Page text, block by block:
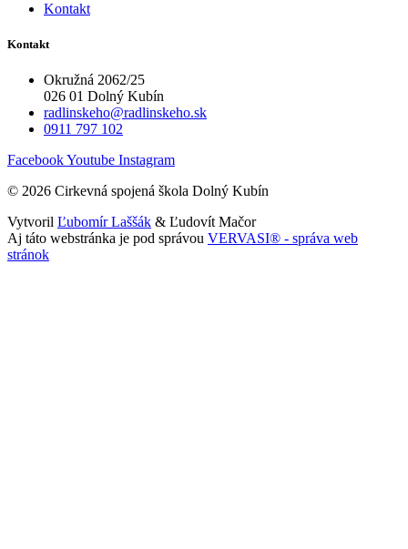
Kontakt
Kontakt
Okružná 2062/25
026 01 Dolný Kubín
radlinskeho@radlinskeho.sk
0911 797 102
FacebookYoutube Instagram
© 2026 Cirkevná spojená škola Dolný Kubín
Vytvoril Ľubomír Laššák & Ľudovít Mačor
Aj táto webstránka je pod správou VERVASI® - správa web
stránok